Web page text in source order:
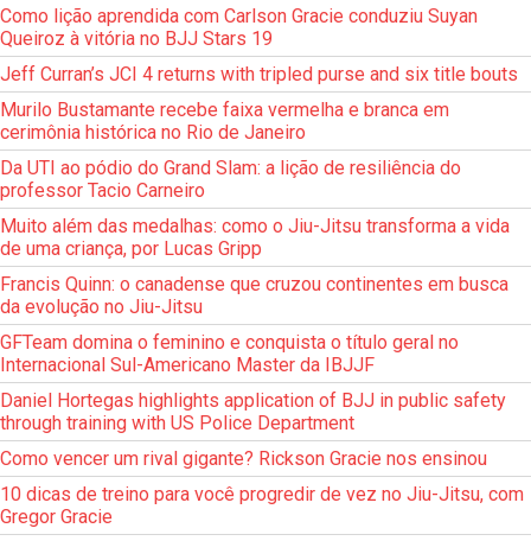
Como lição aprendida com Carlson Gracie conduziu Suyan
Queiroz à vitória no BJJ Stars 19
Jeff Curran’s JCI 4 returns with tripled purse and six title bouts
Murilo Bustamante recebe faixa vermelha e branca em
cerimônia histórica no Rio de Janeiro
Da UTI ao pódio do Grand Slam: a lição de resiliência do
professor Tacio Carneiro
Muito além das medalhas: como o Jiu-Jitsu transforma a vida
de uma criança, por Lucas Gripp
Francis Quinn: o canadense que cruzou continentes em busca
da evolução no Jiu-Jitsu
GFTeam domina o feminino e conquista o título geral no
Internacional Sul-Americano Master da IBJJF
Daniel Hortegas highlights application of BJJ in public safety
through training with US Police Department
Como vencer um rival gigante? Rickson Gracie nos ensinou
10 dicas de treino para você progredir de vez no Jiu-Jitsu, com
Gregor Gracie